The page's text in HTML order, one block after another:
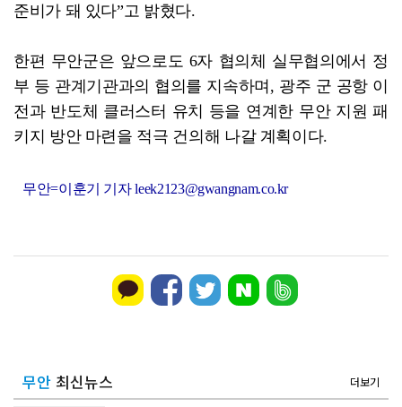
준비가 돼 있다”고 밝혔다.
한편 무안군은 앞으로도 6자 협의체 실무협의에서 정
부 등 관계기관과의 협의를 지속하며, 광주 군 공항 이
전과 반도체 클러스터 유치 등을 연계한 무안 지원 패
키지 방안 마련을 적극 건의해 나갈 계획이다.
무안=이훈기 기자 leek2123@gwangnam.co.kr
무안 최신뉴스 더보기